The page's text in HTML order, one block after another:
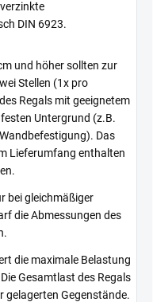
DIN 6923.
und höher sollten zur
Stellen (1x pro
Regals mit geeignetem
Untergrund (z.B.
Das
Lieferumfang enthalten
bei gleichmäßiger
die Abmessungen des
die maximale Belastung
Gesamtlast des Regals
gelagerten Gegenstände.